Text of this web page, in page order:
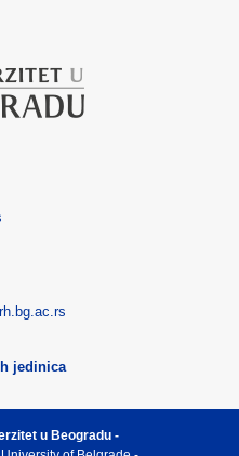
jedinica
u Beogradu -